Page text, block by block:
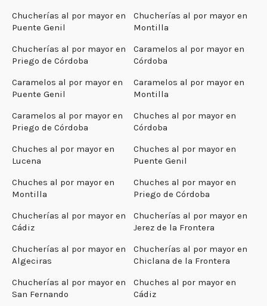
Chucherías al por mayor en
Puente Genil
Chucherías al por mayor en
Montilla
Chucherías al por mayor en
Priego de Córdoba
Caramelos al por mayor en
Córdoba
Caramelos al por mayor en
Puente Genil
Caramelos al por mayor en
Montilla
Caramelos al por mayor en
Priego de Córdoba
Chuches al por mayor en
Córdoba
Chuches al por mayor en
Lucena
Chuches al por mayor en
Puente Genil
Chuches al por mayor en
Montilla
Chuches al por mayor en
Priego de Córdoba
Chucherías al por mayor en
Cádiz
Chucherías al por mayor en
Jerez de la Frontera
Chucherías al por mayor en
Algeciras
Chucherías al por mayor en
Chiclana de la Frontera
Chucherías al por mayor en
San Fernando
Chuches al por mayor en
Cádiz